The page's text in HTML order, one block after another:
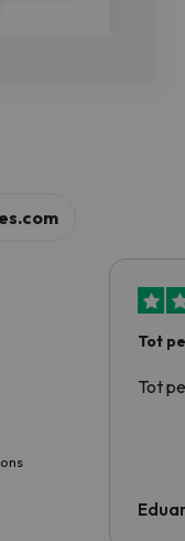
Tot
Tot